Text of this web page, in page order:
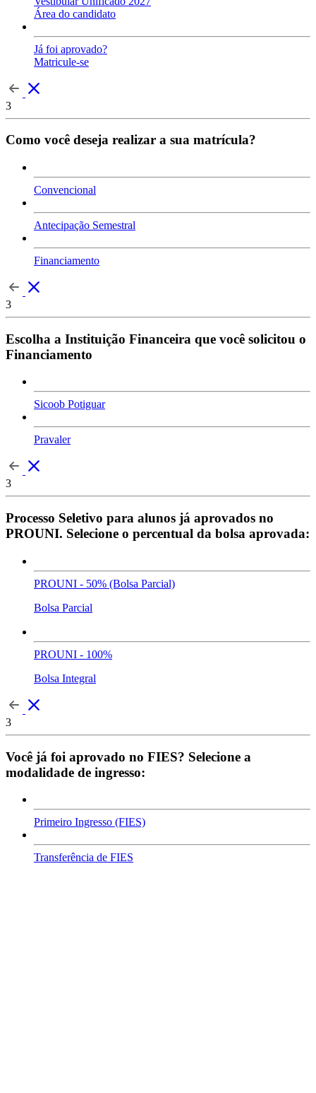
Área do candidato
Já foi aprovado?
Matricule-se
3
Como você deseja realizar a sua matrícula?
Convencional
Antecipação Semestral
Financiamento
3
Escolha a Instituição Financeira que você solicitou o
Financiamento
Sicoob Potiguar
Pravaler
3
Processo Seletivo para alunos já aprovados no
PROUNI. Selecione o percentual da bolsa aprovada:
PROUNI - 50% (Bolsa Parcial)
Bolsa Parcial
PROUNI - 100%
Bolsa Integral
3
Você já foi aprovado no FIES? Selecione a
modalidade de ingresso:
Primeiro Ingresso (FIES)
Transferência de FIES